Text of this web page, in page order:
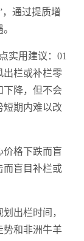
通过提质增
实用建议：01
出栏或补栏零
下降，但不会
短期内难以改
价格下跌而盲
而盲目补栏或
出栏时间，
势和非洲牛羊